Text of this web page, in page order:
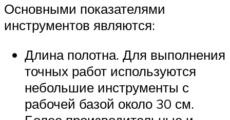
Основными показателями
инструментов являются:
Длина полотна. Для выполнения
точных работ используются
небольшие инструменты с
рабочей базой около 30 см.